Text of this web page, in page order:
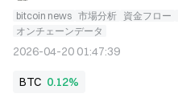
bitcoin news 市場分析 資金フロー
オンチェーンデータ
2026-04-20 01:47:39
BTC 0.12%